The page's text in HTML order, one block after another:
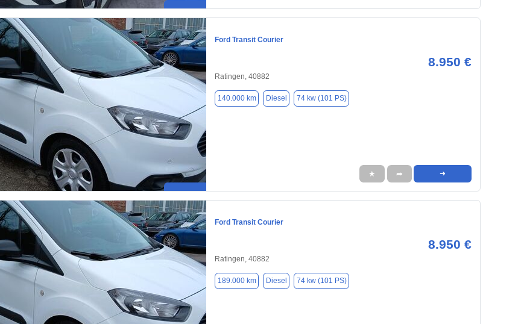
Ford Transit Courier
8.950 €
Ratingen, 40882
140.000 km Diesel 74 kw (101 PS)
★ ➦ ➜
Ford Transit Courier
8.950 €
Ratingen, 40882
189.000 km Diesel 74 kw (101 PS)